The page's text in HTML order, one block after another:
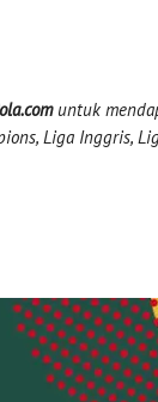
untuk
Liga Inggris,